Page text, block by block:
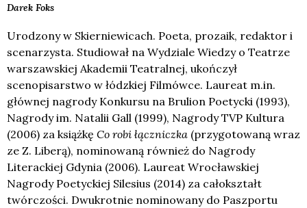
Darek Foks
Urodzony w Skierniewicach. Poeta, prozaik, redaktor i
scenarzysta. Studiował na Wydziale Wiedzy o Teatrze
warszawskiej Akademii Teatralnej, ukończył
scenopisarstwo w łódzkiej Filmówce. Laureat m.in.
głównej nagrody Konkursu na Brulion Poetycki (1993),
Nagrody im. Natalii Gall (1999), Nagrody TVP Kultura
(2006) za książkę Co robi łączniczka (przygotowaną wraz
ze Z. Liberą), nominowaną również do Nagrody
Literackiej Gdynia (2006). Laureat Wrocławskiej
Nagrody Poetyckiej Silesius (2014) za całokształt
twórczości. Dwukrotnie nominowany do Paszportu